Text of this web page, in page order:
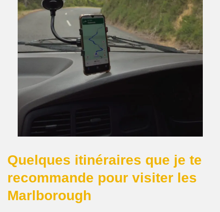
Quelques itinéraires que je te
recommande pour visiter les
Marlborough